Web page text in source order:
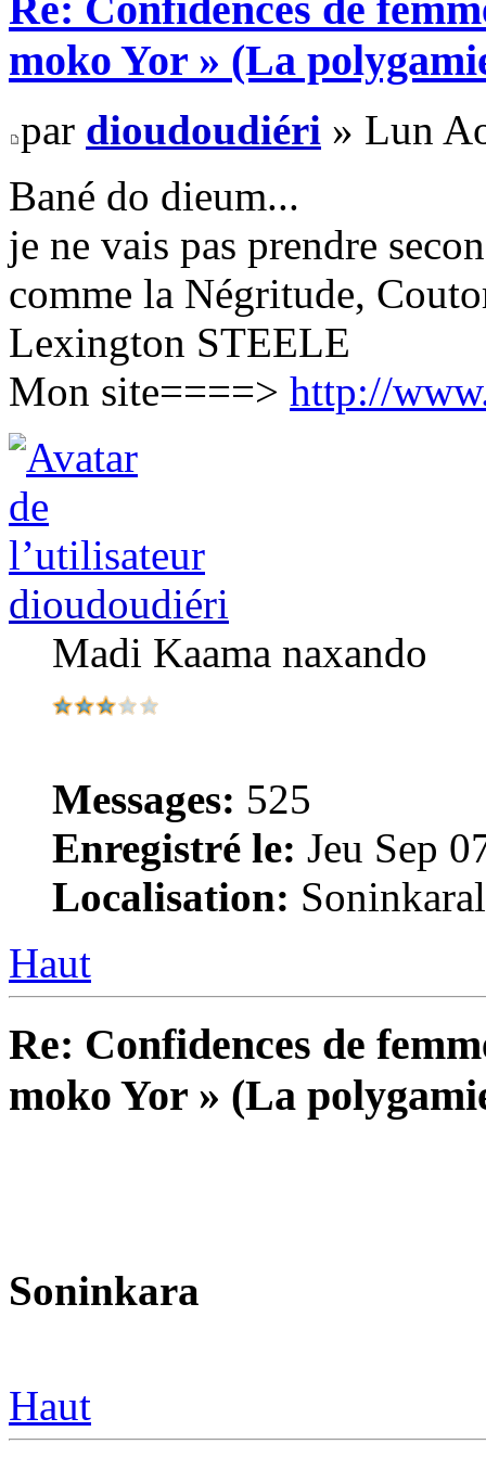
moko Yor » (La
par dioudoudiéri » Lun
Bané do dieum...
je ne vais pas prendre
comme la Négritude,
Lexington STEELE
Mon site====> http://
dioudoudiéri
Madi Kaama naxando
Messages: 525
Enregistré le: Jeu Sep
Localisation:
Haut
Re: Confidences de
moko Yor » (La
Soninkara
Haut